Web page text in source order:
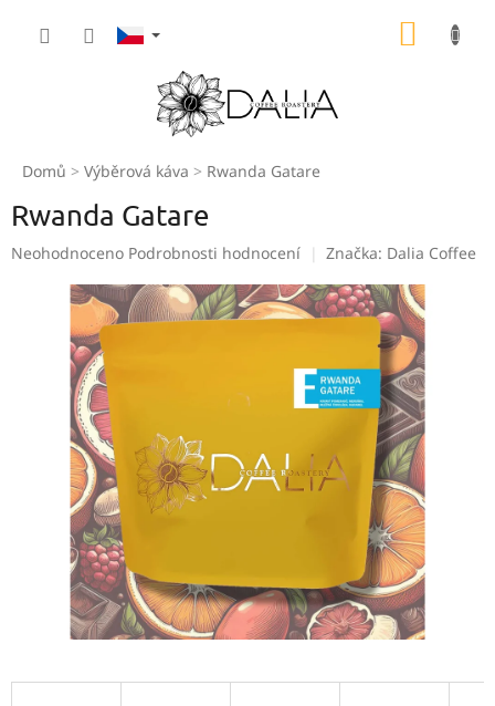
Domů Výběrová káva Rwanda Gatare
Rwanda Gatare
Průměrné
produktu
hvězdiček.
Neohodnoceno Podrobnosti hodnocení Značka: Dalia Coffee